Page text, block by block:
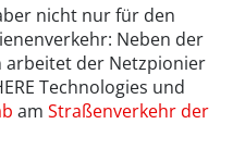
nicht nur für den
Neben der
arbeitet der Netzpionier
Technologies und
am Straßenverkehr der